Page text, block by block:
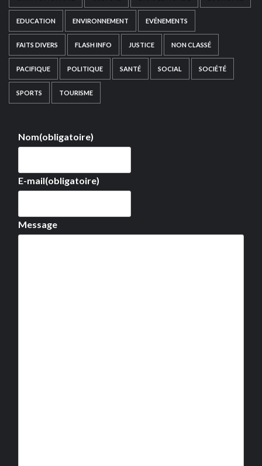
EDUCATION ENVIRONNEMENT EVÉNEMENTS
FAITS DIVERS FLASH INFO JUSTICE NON CLASSÉ
PACIFIQUE POLITIQUE SANTÉ SOCIAL SOCIÉTÉ
SPORTS TOURISME
Nom(obligatoire)
E-mail(obligatoire)
Message